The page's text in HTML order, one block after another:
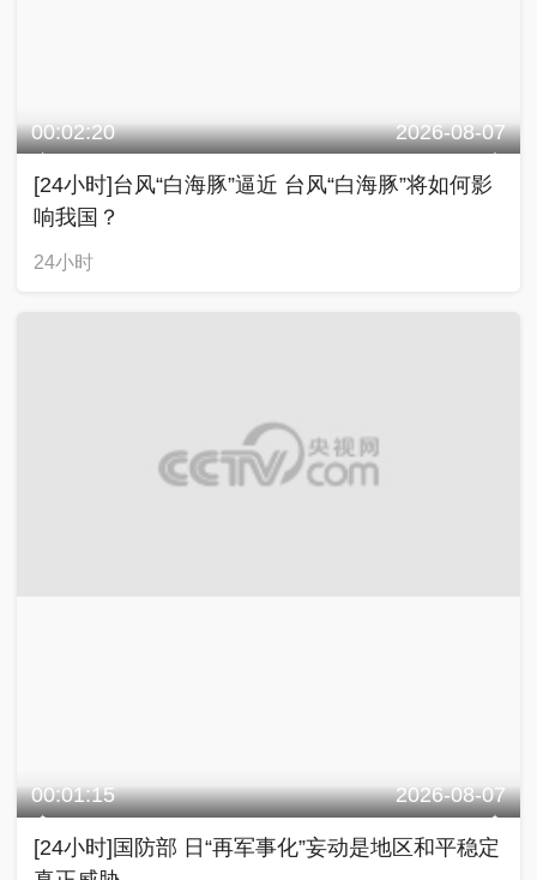
00:02:20 2026-08-07
[24小时]台风“白海豚”逼近 台风“白海豚”将如何影
响我国？
24小时
00:01:15 2026-08-07
[24小时]国防部 日“再军事化”妄动是地区和平稳定